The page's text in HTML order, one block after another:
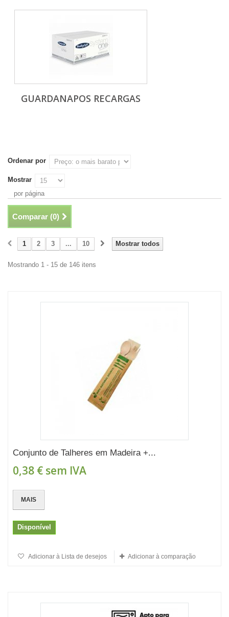
GUARDANAPOS RECARGAS
Ordenar por
Mostrar
por página
Comparar (0)
Mostrar todos
1 2 3 ... 10
Mostrando 1 - 15 de 146 itens
Conjunto de Talheres em Madeira +...
0,38 € sem IVA
MAIS
Disponível
Adicionar à Lista de desejos Adicionar à comparação